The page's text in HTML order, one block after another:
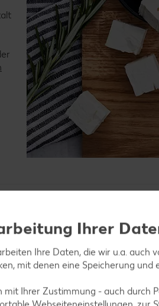
Abwandlungen, etwa den
Ursprungsbezeichnung, die
auch auf der Insel Lesbos nach
Ihrer
Ihre Daten, die wir u.a. auch
mit denen eine Speicherung
Ihrer Zustimmung - auch durch